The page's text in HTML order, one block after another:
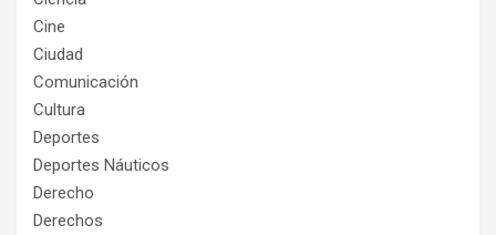
Cine
Ciudad
Comunicación
Cultura
Deportes
Deportes Náuticos
Derecho
Derechos